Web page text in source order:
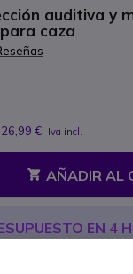
auditiva y
caza
€ Iva incl.
AÑADIR AL
EN 4 H